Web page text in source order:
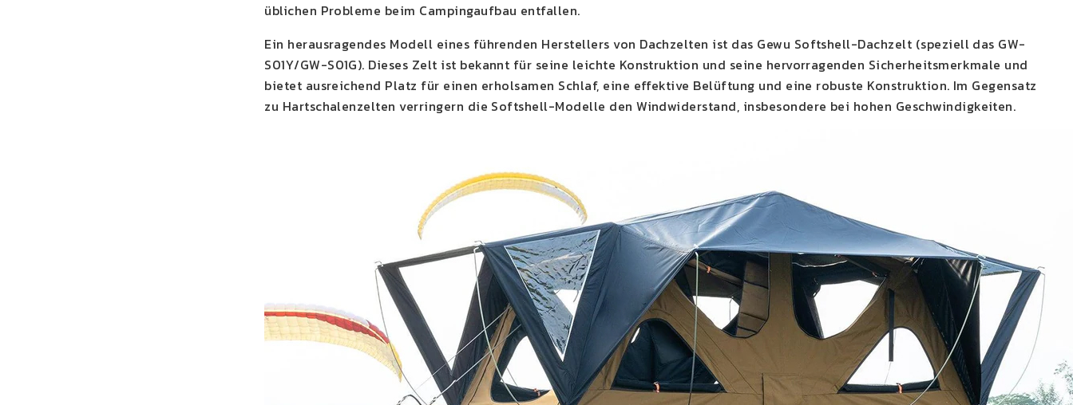
üblichen Probleme beim Campingaufbau entfallen.
Ein herausragendes Modell eines führenden Herstellers von Dachzelten ist das Gewu Softshell-Dachzelt (speziell das GW-
S01Y/GW-S01G). Dieses Zelt ist bekannt für seine leichte Konstruktion und seine hervorragenden Sicherheitsmerkmale und
bietet ausreichend Platz für einen erholsamen Schlaf, eine effektive Belüftung und eine robuste Konstruktion. Im Gegensatz
zu Hartschalenzelten verringern die Softshell-Modelle den Windwiderstand, insbesondere bei hohen Geschwindigkeiten.